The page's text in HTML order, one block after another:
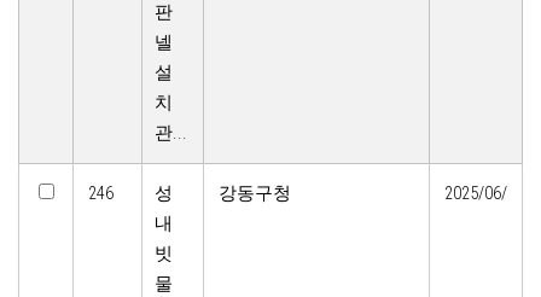
판
넬
설
치
관...
246
성
내
빗
물
강동구청 2025/06/